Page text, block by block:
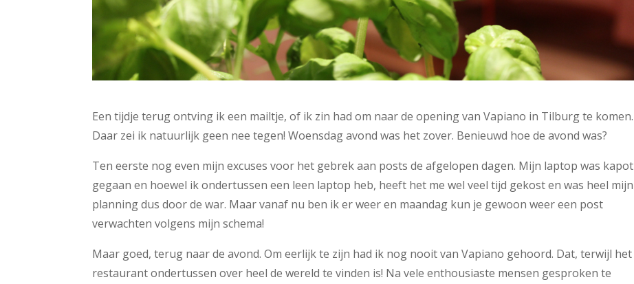
Een tijdje terug ontving ik een mailtje, of ik zin had om naar de opening van Vapiano in Tilburg te komen.
Daar zei ik natuurlijk geen nee tegen! Woensdag avond was het zover. Benieuwd hoe de avond was?
Ten eerste nog even mijn excuses voor het gebrek aan posts de afgelopen dagen. Mijn laptop was kapot
gegaan en hoewel ik ondertussen een leen laptop heb, heeft het me wel veel tijd gekost en was heel mijn
planning dus door de war. Maar vanaf nu ben ik er weer en maandag kun je gewoon weer een post
verwachten volgens mijn schema!
Maar goed, terug naar de avond. Om eerlijk te zijn had ik nog nooit van Vapiano gehoord. Dat, terwijl het
restaurant ondertussen over heel de wereld te vinden is! Na vele enthousiaste mensen gesproken te